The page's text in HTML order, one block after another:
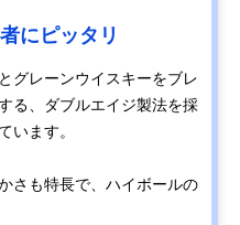
にピッタリ
グレーンウイスキーをブレ
る、ダブルエイジ製法を採
います。
さも特長で、ハイボールの